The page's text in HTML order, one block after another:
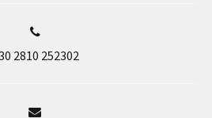
2810 252302